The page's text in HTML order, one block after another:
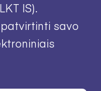
IS).
savo